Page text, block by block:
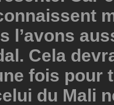
l’avons
Cela
fois pour
du Mali